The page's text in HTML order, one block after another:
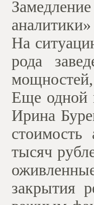
На
рода
мощностей,
Еще одной
Ирина
тысяч
закрытия